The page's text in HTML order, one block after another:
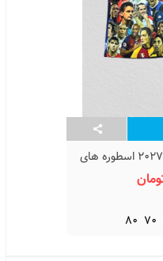
تیشرت و شورت بچه گانه 2027 اسطوره های
70
80